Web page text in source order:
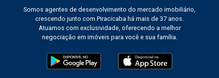
Somos agentes de desenvolvimento do mercado imobiliário,
crescendo junto com Piracicaba há mais de 37 anos.
Atuamos com exclusividade, oferecendo a melhor
negociação em imóveis para você e sua família.